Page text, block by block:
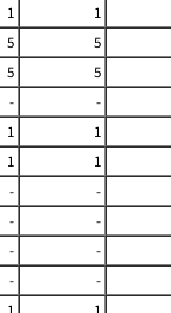
1 1
5 5
5 5
- -
1 1
1 1
- -
- -
- -
- -